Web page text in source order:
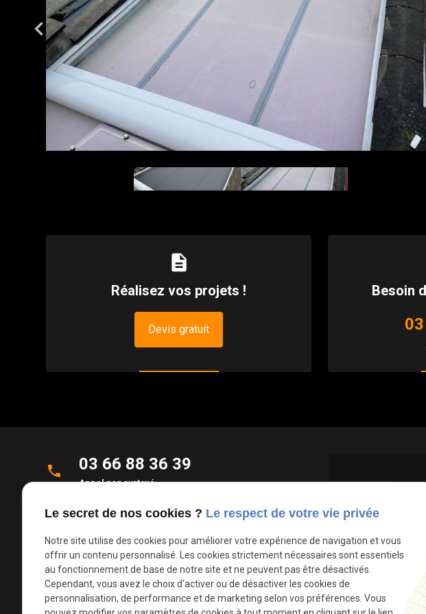
description
Réalisez vos projets !
Devis gratuit
Besoin
phone 03 66 88 36 39
Appel non surtaxé
place
Allée des Roseaux
59270 Bailleul
mail contact@deco-stores.com
Le secret de nos cookies ? Le respect de votre vie privée
Notre site utilise des cookies pour améliorer votre expérience de navigation et vous
offrir un contenu personnalisé. Les cookies strictement nécessaires sont essentiels
au fonctionnement de base de notre site et ne peuvent pas être désactivés.
Cependant, vous avez le choix d'activer ou de désactiver les cookies de
personnalisation, de performance et de marketing selon vos préférences. Vous